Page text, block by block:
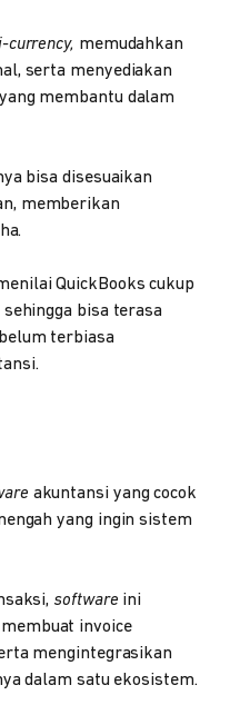
currency, memudahkan
serta menyediakan
membantu dalam
bisa disesuaikan
memberikan
QuickBooks cukup
bisa terasa
terbiasa
akuntansi yang cocok
yang ingin sistem
software ini
invoice
mengintegrasikan
dalam satu ekosistem.